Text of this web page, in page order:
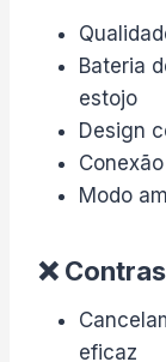
Bateria
estojo
Design
Modo
❌ Contras
eficaz